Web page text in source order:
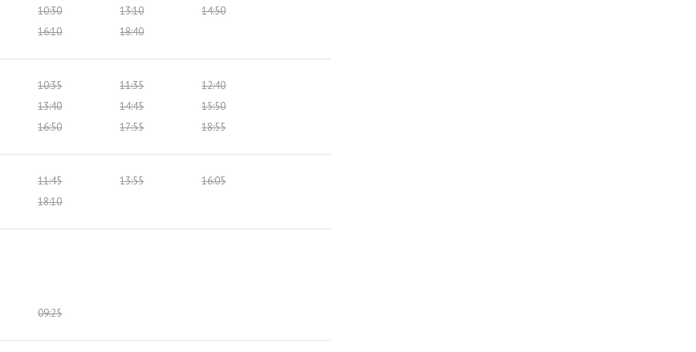
10:30 13:10
14:50
16:10
18:40
10:35 11:35
12:40
13:40
14:45
15:50
16:50
17:55 18:55
11:45 13:55
16:05
18:10
09:25